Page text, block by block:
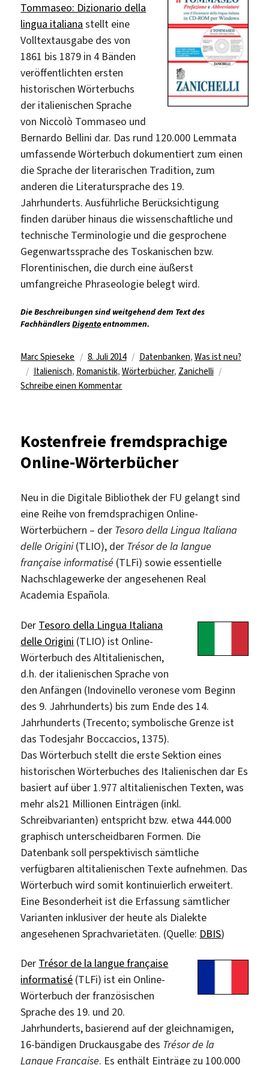
Tommaseo: Dizionario della
lingua italiana stellt eine
Volltextausgabe des von
1861 bis 1879 in 4 Bänden
veröffentlichten ersten
historischen Wörterbuchs
der italienischen Sprache
von Niccolò Tommaseo und
Bernardo Bellini dar. Das rund 120.000 Lemmata
umfassende Wörterbuch dokumentiert zum einen
die Sprache der literarischen Tradition, zum
anderen die Literatursprache des 19.
Jahrhunderts. Ausführliche Berücksichtigung
finden darüber hinaus die wissenschaftliche und
technische Terminologie und die gesprochene
Gegenwartssprache des Toskanischen bzw.
Florentinischen, die durch eine äußerst
umfangreiche Phraseologie belegt wird.
Die Beschreibungen sind weitgehend dem Text des
FachhändlersDigentoentnommen.
Autor
Marc Spieseke
Veröffentlicht
am
8. Juli 2014 Kategorien
Datenbanken, Was ist neu?
Schlagwörter
Italienisch, Romanistik, Wörterbücher, Zanichelli
Schreibe einen Kommentarzu
lizenziert
Kostenfreie fremdsprachige
Online-Wörterbücher
Neu in die Digitale Bibliothek der FU gelangt sind
eine Reihe von fremdsprachigen Online-
Wörterbüchern – der Tesoro della Lingua Italiana
delle Origini(TLIO), der Trésor de la langue
française informatisé (TLFi) sowie essentielle
Nachschlagewerke der angesehenen Real
Academia Española.
Der Tesoro della Lingua Italiana
delle Origini (TLIO) ist Online-
Wörterbuch des Altitalienischen,
d.h. der italienischen Sprache von
den Anfängen (Indovinello veronese vom Beginn
des 9. Jahrhunderts) bis zum Ende des 14.
Jahrhunderts (Trecento; symbolische Grenze ist
das Todesjahr Boccaccios, 1375).
Das Wörterbuch stellt die erste Sektion eines
historischen Wörterbuches des Italienischen dar Es
basiert auf über 1.977 altitalienischen Texten, was
mehr als21 Millionen Einträgen (inkl.
Schreibvarianten) entspricht bzw. etwa 444.000
graphisch unterscheidbaren Formen. Die
Datenbank soll perspektivisch sämtliche
verfügbaren altitalienischen Texte aufnehmen. Das
Wörterbuch wird somit kontinuierlich erweitert.
Eine Besonderheit ist die Erfassung sämtlicher
Varianten inklusiver der heute als Dialekte
angesehenen Sprachvarietäten. (Quelle: DBIS)
Der Trésor de la langue française
informatisé (TLFi) ist ein Online-
Wörterbuch der französischen
Sprache des 19. und 20.
Jahrhunderts, basierend auf der gleichnamigen,
16-bändigen Druckausgabe des Trésor de la
Langue Française. Es enthält Einträge zu 100.000